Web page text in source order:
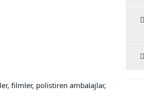
filmler, polistiren ambalajlar,